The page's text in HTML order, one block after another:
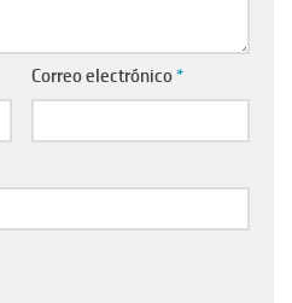
Correo electrónico *